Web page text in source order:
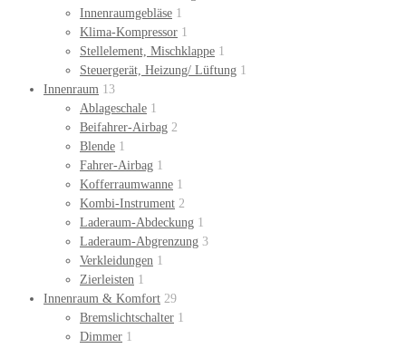
Innenraumgebläse 1
Klima-Kompressor 1
Stellelement, Mischklappe 1
Steuergerät, Heizung/ Lüftung 1
Innenraum 13
Ablageschale 1
Beifahrer-Airbag 2
Blende 1
Fahrer-Airbag 1
Kofferraumwanne 1
Kombi-Instrument 2
Laderaum-Abdeckung 1
Laderaum-Abgrenzung 3
Verkleidungen 1
Zierleisten 1
Innenraum & Komfort 29
Bremslichtschalter 1
Dimmer 1